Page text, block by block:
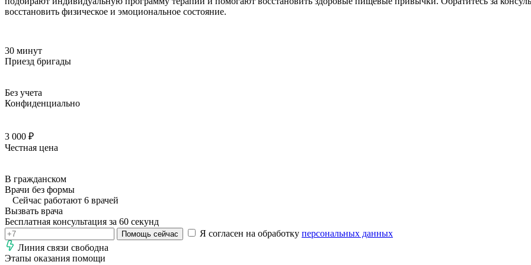
восстановить физическое и эмоциональное состояние.
30 минут
Приезд бригады
Без учета
Конфиденциально
3 000 ₽
Честная цена
В гражданском
Врачи без формы
Сейчас работают 6 врачей
Вызвать врача
Бесплатная консультация за 60 секунд
Помощь сейчас Я согласен на обработку персональных данных
Линия связи свободна
Этапы оказания помощи